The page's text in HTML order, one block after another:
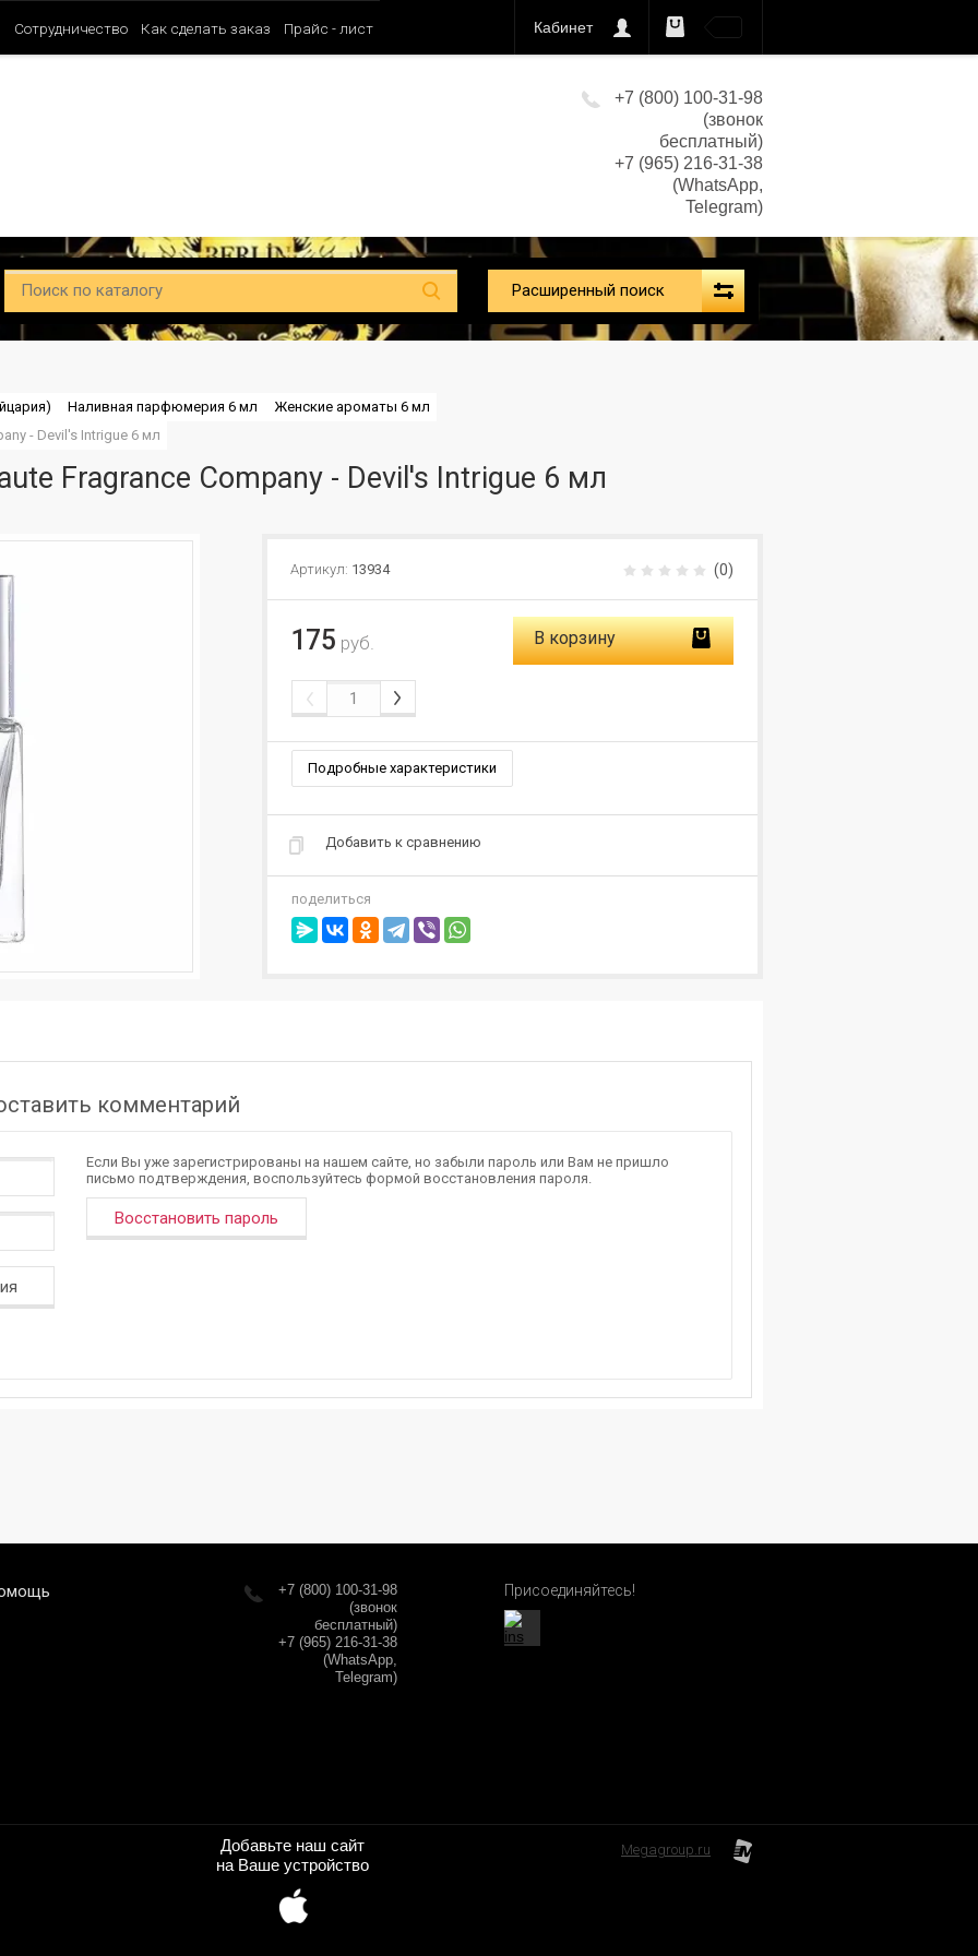
Кабинет
Сотрудничество Как сделать заказ Прайс - лист
+7 (800) 100-31-98
(звонок
бесплатный)
+7 (965) 216-31-38
(WhatsApp,
Telegram)
Расширенный поиск
Наливная парфюмерия 6 мл
Женские ароматы 6 мл
- Devil's Intrigue 6 мл
Fragrance Company - Devil's Intrigue 6 мл
Артикул: 13934 (0)
175 руб. В корзину
Подробные характеристики
Добавить к сравнению
поделиться
комментарий
Если Вы уже зарегистрированы на нашем сайте, но забыли пароль или Вам не пришло
письмо подтверждения, воспользуйтесь формой восстановления пароля.
Восстановить пароль
Присоединяйтесь!
+7 (800) 100-31-98
(звонок
бесплатный)
+7 (965) 216-31-38
(WhatsApp,
Telegram)
Добавьте наш сайт
на Ваше устройство
Megagroup.ru